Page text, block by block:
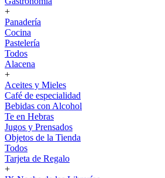
+
Panadería
Cocina
Pastelería
Todos
Alacena
+
Aceites y Mieles
Café de especialidad
Bebidas con Alcohol
Te en Hebras
Jugos y Prensados
Objetos de la Tienda
Todos
Tarjeta de Regalo
+